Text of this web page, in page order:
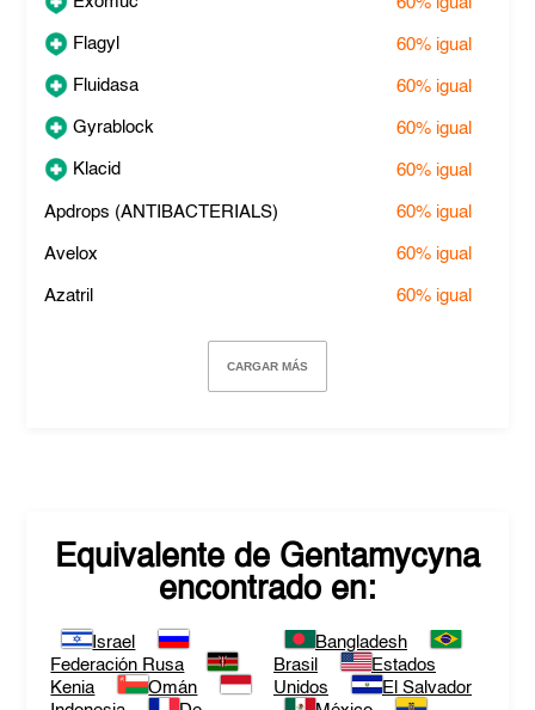
Flagyl 60% igual
Fluidasa 60% igual
Gyrablock 60% igual
Klacid 60% igual
Apdrops (ANTIBACTERIALS) 60% igual
Avelox 60% igual
Azatril 60% igual
CARGAR MÁS
Equivalente de Gentamycyna
encontrado en:
Israel
Federación Rusa
Kenia
Omán
Bangladesh
Brasil
Estados
Unidos
El Salvador